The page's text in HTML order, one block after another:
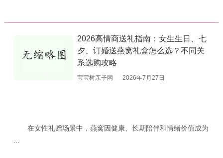
2026高情商送礼指南：女生生日、七
夕、订婚送燕窝礼盒怎么选？不同关
系选购攻略
宝宝树亲子网 2026年7月27日
在女性礼赠场景中，燕窝因健康、长期陪伴和情绪价值成为